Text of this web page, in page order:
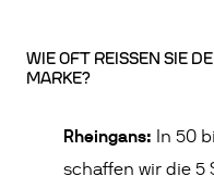
WIE OFT REISSEN SIE
ARKE?
Rheingans: In 50
schaffen wir die 5